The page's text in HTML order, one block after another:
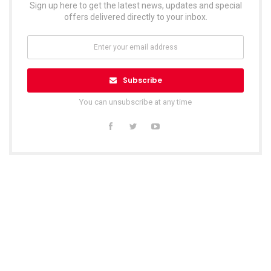
Sign up here to get the latest news, updates and special
offers delivered directly to your inbox.
Subscribe
You can unsubscribe at any time